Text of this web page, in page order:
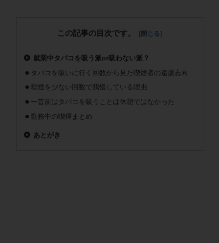
この記事の目次です。
就業中タバコを吸う派or吸わない派？
タバコを吸いに行く回数から見た喫煙者の遠慮志向
喫煙を少ない回数で我慢している理由
一昔前はタバコを吸うことは休憩ではなかった
勤務中の喫煙まとめ
あとがき